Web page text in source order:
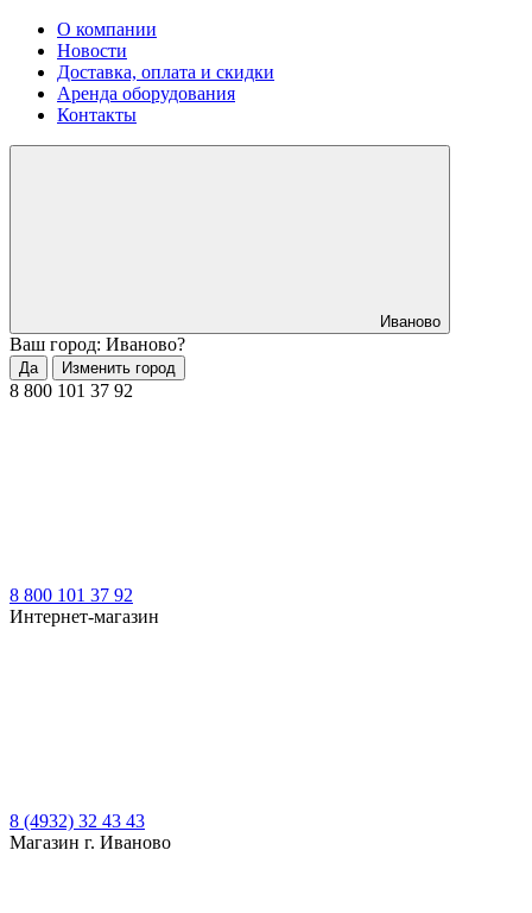
О компании
Новости
Доставка, оплата и скидки
Аренда оборудования
Контакты
Иваново
Ваш город: Иваново?
Да Изменить город
8 800 101 37 92
8 800 101 37 92
Интернет-магазин
8 (4932) 32 43 43
Магазин г. Иваново